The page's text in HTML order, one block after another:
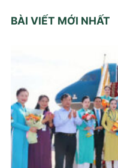
BÀI VIẾT MỚI NHẤT